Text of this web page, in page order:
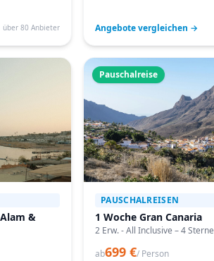
über 80 Anbieter Angebote vergleichen →
&
Pauschalreise
PAUSCHALREISEN
1 Woche Gran Canaria
2 Erw. - All Inclusive – 4 Sterne
ab699 €/ Person